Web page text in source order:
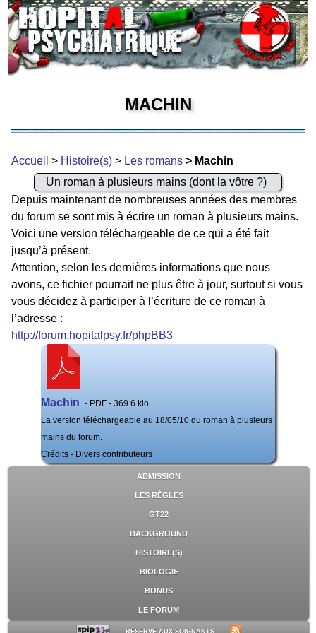
MACHIN
Accueil > Histoire(s) > Les romans > Machin
Un roman à plusieurs mains (dont la vôtre ?)
Depuis maintenant de nombreuses années des membres
du forum se sont mis à écrire un roman à plusieurs mains.
Voici une version téléchargeable de ce qui a été fait
jusqu’à présent.
Attention, selon les dernières informations que nous
avons, ce fichier pourrait ne plus être à jour, surtout si vous
vous décidez à participer à l’écriture de ce roman à
l’adresse :
http://forum.hopitalpsy.fr/phpBB3
Machin - PDF - 369.6 kio
La version téléchargeable au 18/05/10 du roman à plusieurs
mains du forum.
Crédits - Divers contributeurs
ADMISSION
LES RÈGLES
GT22
BACKGROUND
HISTOIRE(S)
BIOLOGIE
BONUS
LE FORUM